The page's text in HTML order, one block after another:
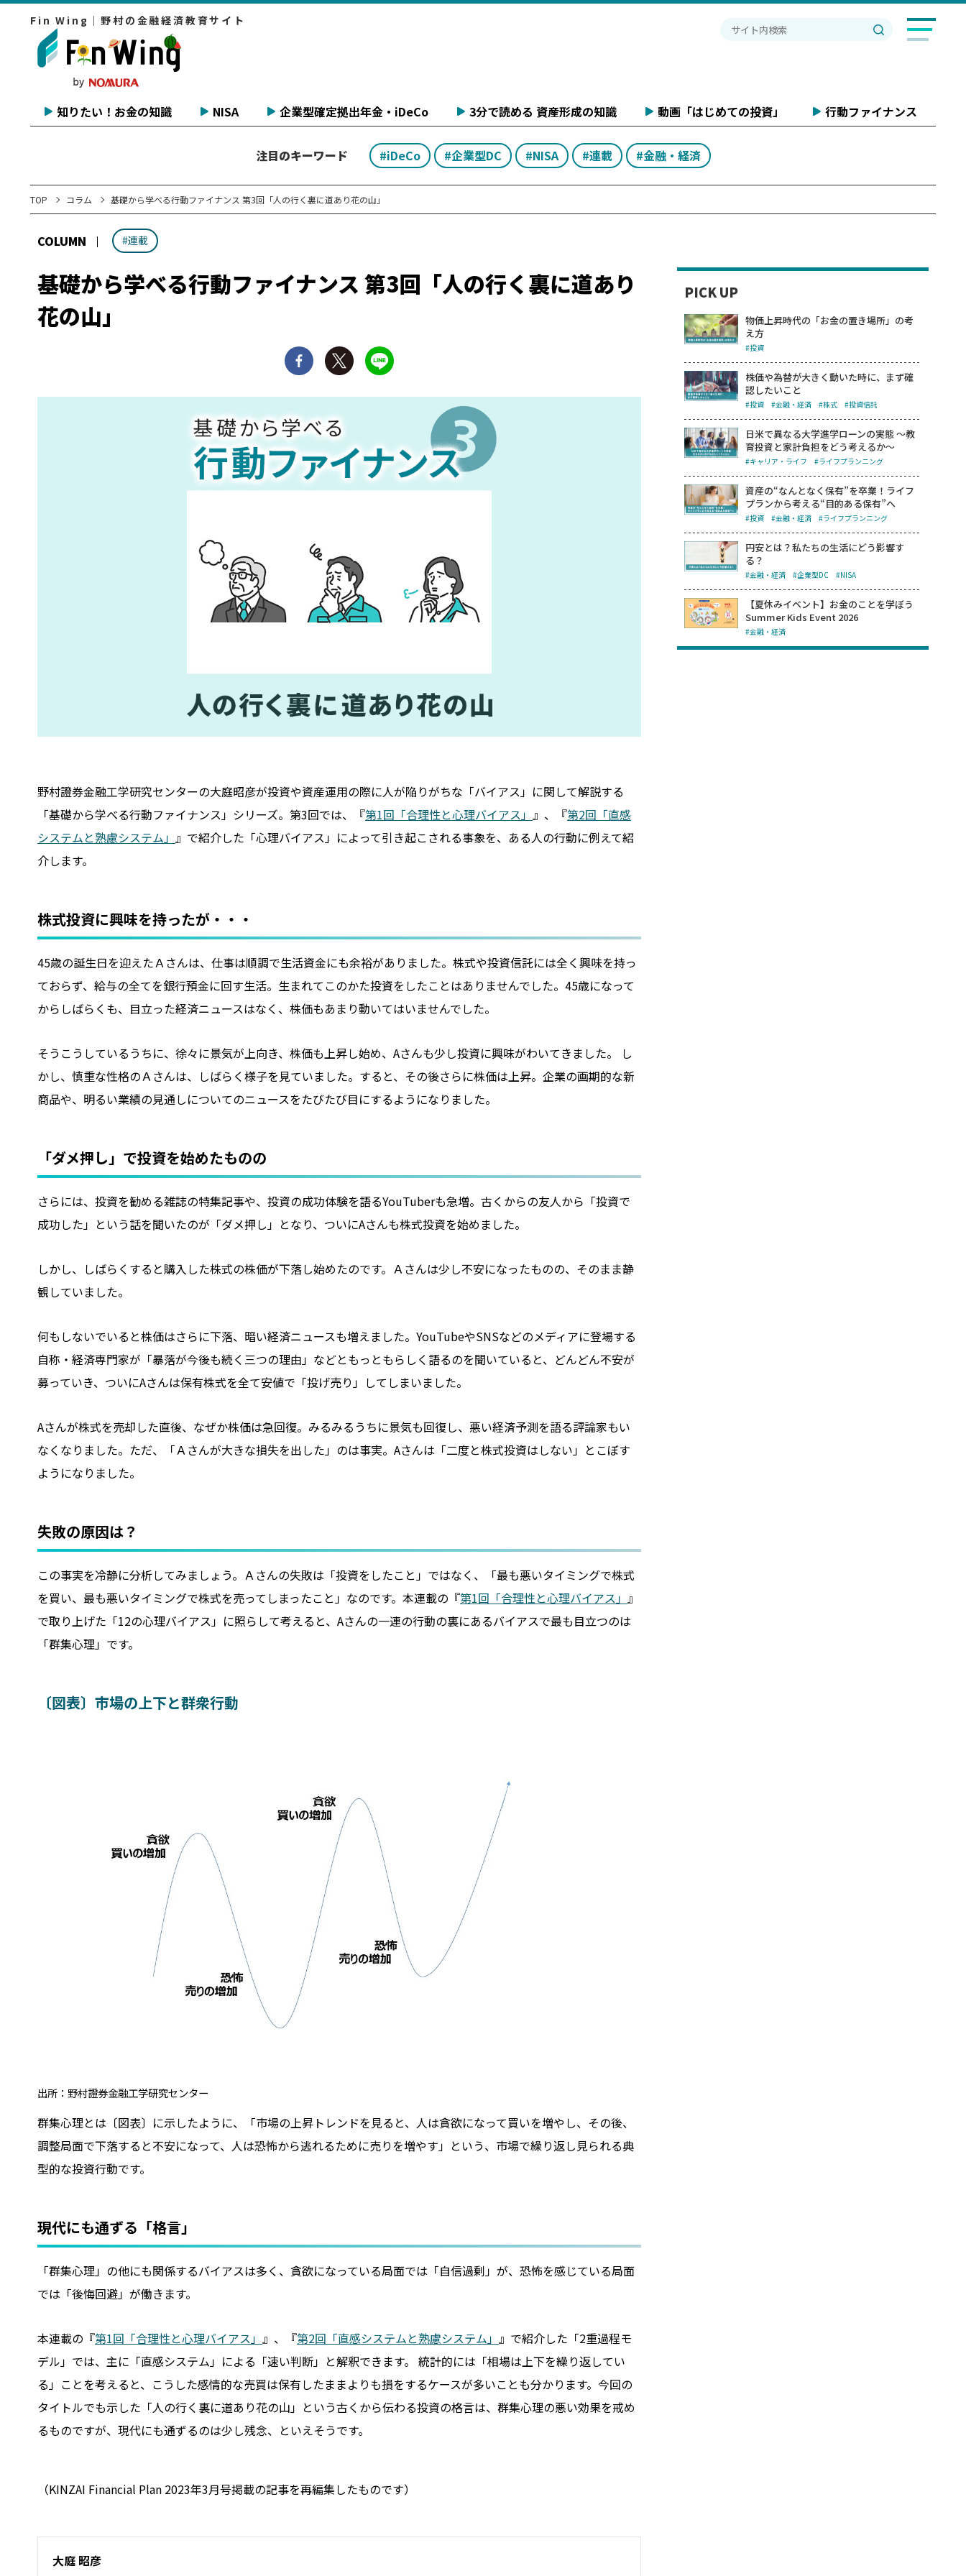
Fin Wing｜野村の金融経済教育サイト
知りたい！お金の知識 NISA 企業型確定拠出年金・iDeCo 3分で読める 資産形成の知識 動画「はじめての投資」 行動ファイナンス
注目のキーワード #iDeCo #企業型DC #NISA #連載 #金融・経済
TOP コラム 基礎から学べる行動ファイナンス 第3回「人の行く裏に道あり花の山」
COLUMN #連載
基礎から学べる行動ファイナンス 第3回「人の行く裏に道あり
花の山」
野村證券金融工学研究センターの大庭昭彦が投資や資産運用の際に人が陥りがちな「バイアス」に関して解説する
「基礎から学べる行動ファイナンス」シリーズ。第3回では、『第1回「合理性と心理バイアス」 』、『第2回「直感
システムと熟慮システム」 』で紹介した「心理バイアス」によって引き起こされる事象を、ある人の行動に例えて紹
介します。
株式投資に興味を持ったが・・・
45歳の誕生日を迎えたＡさんは、仕事は順調で生活資金にも余裕がありました。株式や投資信託には全く興味を持っ
ておらず、給与の全てを銀行預金に回す生活。生まれてこのかた投資をしたことはありませんでした。45歳になって
からしばらくも、目立った経済ニュースはなく、株価もあまり動いてはいませんでした。
そうこうしているうちに、徐々に景気が上向き、株価も上昇し始め、Aさんも少し投資に興味がわいてきました。 し
かし、慎重な性格のＡさんは、しばらく様子を見ていました。すると、その後さらに株価は上昇。企業の画期的な新
商品や、明るい業績の見通しについてのニュースをたびたび目にするようになりました。
「ダメ押し」で投資を始めたものの
さらには、投資を勧める雑誌の特集記事や、投資の成功体験を語るYouTuberも急増。古くからの友人から「投資で
成功した」という話を聞いたのが「ダメ押し」となり、ついにAさんも株式投資を始めました。
しかし、しばらくすると購入した株式の株価が下落し始めたのです。Ａさんは少し不安になったものの、そのまま静
観していました。
何もしないでいると株価はさらに下落、暗い経済ニュースも増えました。YouTubeやSNSなどのメディアに登場する
自称・経済専門家が「暴落が今後も続く三つの理由」などともっともらしく語るのを聞いていると、どんどん不安が
募っていき、ついにAさんは保有株式を全て安値で「投げ売り」してしまいました。
Aさんが株式を売却した直後、なぜか株価は急回復。みるみるうちに景気も回復し、悪い経済予測を語る評論家もい
なくなりました。ただ、「Ａさんが大きな損失を出した」のは事実。Aさんは「二度と株式投資はしない」とこぼす
ようになりました。
失敗の原因は？
この事実を冷静に分析してみましょう。Ａさんの失敗は「投資をしたこと」ではなく、「最も悪いタイミングで株式
を買い、最も悪いタイミングで株式を売ってしまったこと」なのです。本連載の『第1回「合理性と心理バイアス」 』
で取り上げた「12の心理バイアス」に照らして考えると、Aさんの一連の行動の裏にあるバイアスで最も目立つのは
「群集心理」です。
〔図表〕市場の上下と群衆行動
出所：野村證券金融工学研究センター
群集心理とは〔図表〕に示したように、「市場の上昇トレンドを見ると、人は貪欲になって買いを増やし、その後、
調整局面で下落すると不安になって、人は恐怖から逃れるために売りを増やす」という、市場で繰り返し見られる典
型的な投資行動です。
現代にも通ずる「格言」
「群集心理」の他にも関係するバイアスは多く、貪欲になっている局面では「自信過剰」が、恐怖を感じている局面
では「後悔回避」が働きます。
本連載の『第1回「合理性と心理バイアス」 』、『第2回「直感システムと熟慮システム」 』で紹介した「2重過程モ
デル」では、主に「直感システム」による「速い判断」と解釈できます。 統計的には「相場は上下を繰り返してい
る」ことを考えると、こうした感情的な売買は保有したままよりも損をするケースが多いことも分かります。今回の
タイトルでも示した「人の行く裏に道あり花の山」という古くから伝わる投資の格言は、群集心理の悪い効果を戒め
るものですが、現代にも通ずるのは少し残念、といえそうです。
（KINZAI Financial Plan 2023年3月号掲載の記事を再編集したものです）
大庭 昭彦
PICK UP
物価上昇時代の「お金の置き場所」の考
え方
#投資
株価や為替が大きく動いた時に、まず確
認したいこと
#投資 #金融・経済 #株式 #投資信託
日米で異なる大学進学ローンの実態 ～教
育投資と家計負担をどう考えるか～
#キャリア・ライフ #ライフプランニング
資産の“なんとなく保有”を卒業！ライフ
プランから考える“目的ある保有”へ
#投資 #金融・経済 #ライフプランニング
円安とは？私たちの生活にどう影響す
る？
#金融・経済 #企業型DC #NISA
【夏休みイベント】お金のことを学ぼう
Summer Kids Event 2026
#金融・経済